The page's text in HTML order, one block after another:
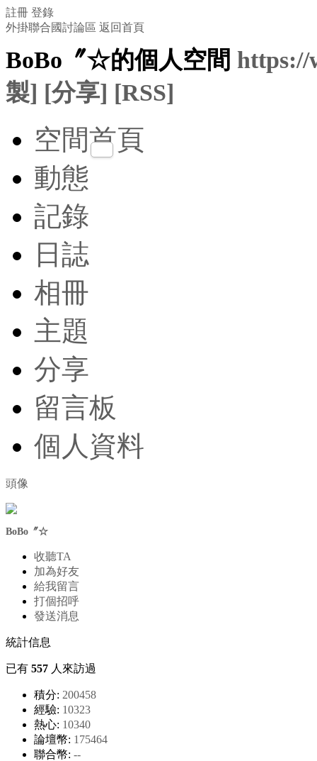
註冊 登錄
外掛聯合國討論區 返回首頁
BoBo〞☆的個人空間 https://
製] [分享] [RSS]
空間首頁
動態
記錄
日誌
相冊
主題
分享
留言板
個人資料
頭像
BoBo〞☆
收聽TA
加為好友
給我留言
打個招呼
發送消息
統計信息
已有 557 人來訪過
積分: 200458
經驗: 10323
熱心: 10340
論壇幣: 175464
聯合幣: --